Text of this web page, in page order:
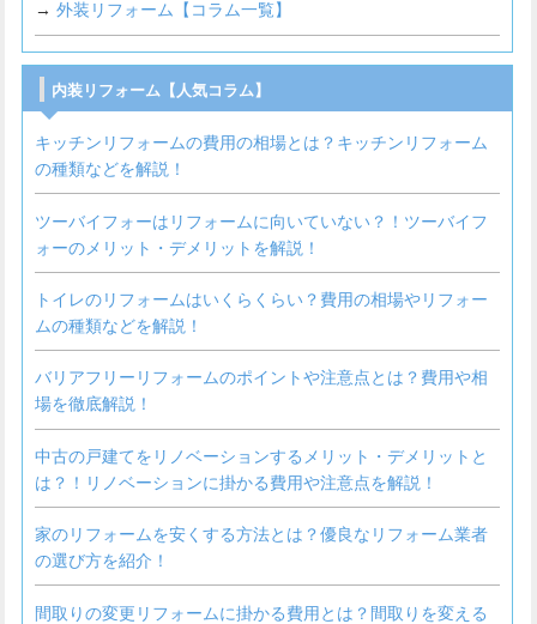
→ 外装リフォーム【コラム一覧】
内装リフォーム【人気コラム】
キッチンリフォームの費用の相場とは？キッチンリフォーム
の種類などを解説！
ツーバイフォーはリフォームに向いていない？！ツーバイフ
ォーのメリット・デメリットを解説！
トイレのリフォームはいくらくらい？費用の相場やリフォー
ムの種類などを解説！
バリアフリーリフォームのポイントや注意点とは？費用や相
場を徹底解説！
中古の戸建てをリノベーションするメリット・デメリットと
は？！リノベーションに掛かる費用や注意点を解説！
家のリフォームを安くする方法とは？優良なリフォーム業者
の選び方を紹介！
間取りの変更リフォームに掛かる費用とは？間取りを変える